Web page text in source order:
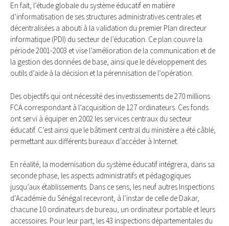
En fait, l’étude globale du système éducatif en matière
d’informatisation de ses structures administratives centrales et
décentralisées a abouti à la validation du premier Plan directeur
informatique (PDI) du secteur de l’éducation. Ce plan couvre la
période 2001-2003 et vise l’amélioration de la communication et de
la gestion des données de base, ainsi que le développement des
outils d’aide à la décision et la pérennisation de l’opération.
Des objectifs qui ont nécessité des investissements de 270 millions
FCA correspondant à l’acquisition de 127 ordinateurs. Ces fonds
ont servi à équiper en 2002 les services centraux du secteur
éducatif. C’est ainsi que le bâtiment central du ministère a été câblé,
permettant aux différents bureaux d’accéder à Internet.
En réalité, la modernisation du système éducatif intégrera, dans sa
seconde phase, les aspects administratifs et pédagogiques
jusqu’aux établissements. Dans ce sens, les neuf autres Inspections
d’Académie du Sénégal recevront, à l’instar de celle de Dakar,
chacune 10 ordinateurs de bureau, un ordinateur portable et leurs
accessoires. Pour leur part, les 43 inspections départementales du